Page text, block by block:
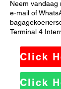
Neem vandaag
e-mail of
Terminal 4